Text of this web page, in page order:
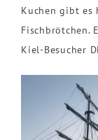
Kuchen gibt es
Fischbrötchen.
Kiel-Besucher